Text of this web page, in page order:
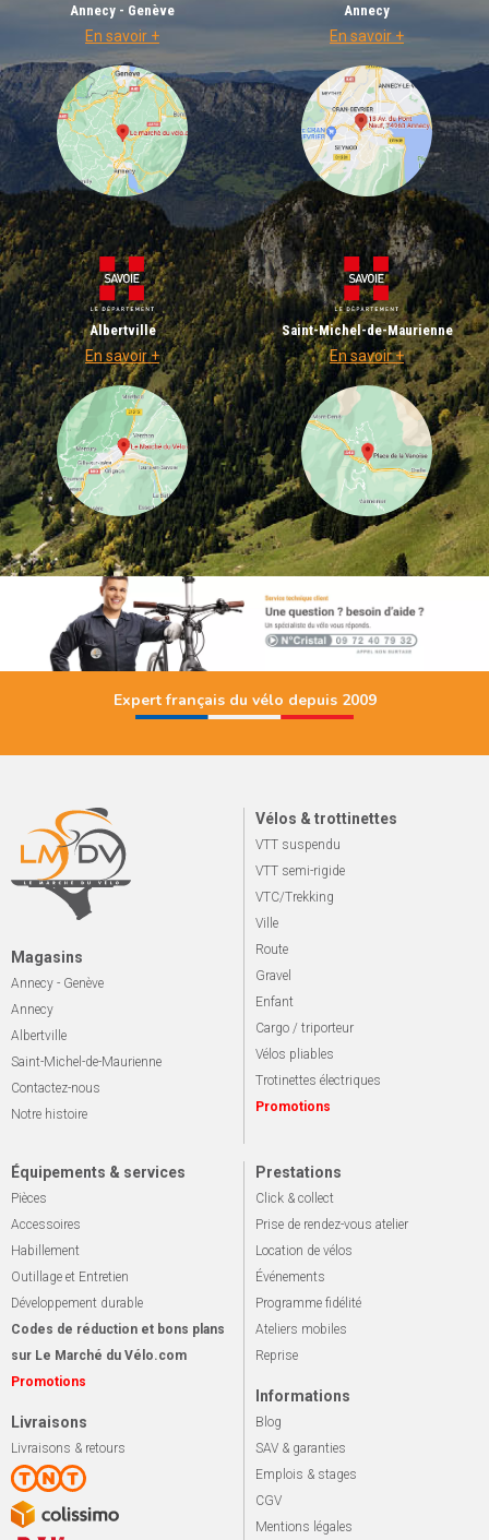
Annecy - Genève
En savoir +
Annecy
En savoir +
Albertville
En savoir +
Saint-Michel-de-Maurienne
En savoir +
Expert français du vélo depuis 2009
Magasins
Annecy - Genève
Annecy
Albertville
Saint-Michel-de-Maurienne
Contactez-nous
Notre histoire
Vélos & trottinettes
VTT suspendu
VTT semi-rigide
VTC/Trekking
Ville
Route
Gravel
Enfant
Cargo / triporteur
Vélos pliables
Trotinettes électriques
Promotions
Équipements & services
Pièces
Accessoires
Habillement
Outillage et Entretien
Développement durable
Codes de réduction et bons plans
sur Le Marché du Vélo.com
Promotions
Livraisons
Livraisons & retours
Prestations
Click & collect
Prise de rendez-vous atelier
Location de vélos
Événements
Programme fidélité
Ateliers mobiles
Reprise
Informations
Blog
SAV & garanties
Emplois & stages
CGV
Mentions légales